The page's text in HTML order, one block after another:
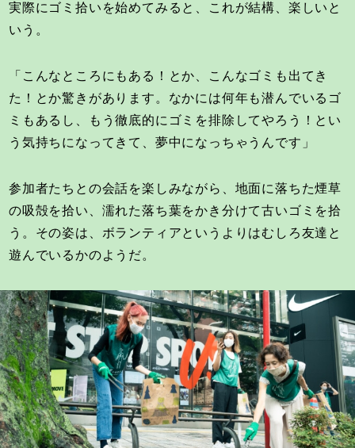
実際にゴミ拾いを始めてみると、これが結構、楽しいと
いう。
「こんなところにもある！とか、こんなゴミも出てき
た！とか驚きがあります。なかには何年も潜んでいるゴ
ミもあるし、もう徹底的にゴミを排除してやろう！とい
う気持ちになってきて、夢中になっちゃうんです」
参加者たちとの会話を楽しみながら、地面に落ちた煙草
の吸殻を拾い、濡れた落ち葉をかき分けて古いゴミを拾
う。その姿は、ボランティアというよりはむしろ友達と
遊んでいるかのようだ。